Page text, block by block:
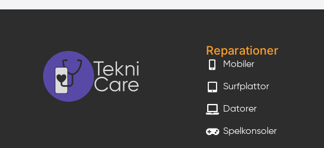
Reparationer
Mobiler
Surfplattor
Datorer
Spelkonsoler